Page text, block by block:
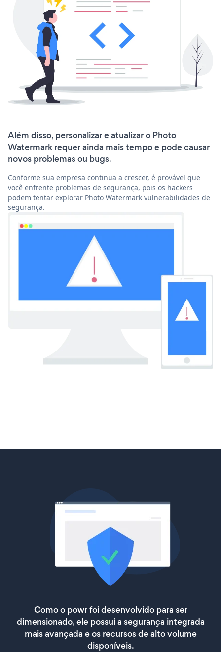
Além disso, personalizar e atualizar o Photo
Watermark requer ainda mais tempo e pode causar
novos problemas ou bugs.
Conforme sua empresa continua a crescer, é provável que
você enfrente problemas de segurança, pois os hackers
podem tentar explorar Photo Watermark vulnerabilidades de
segurança.
Como o powr foi desenvolvido para ser
dimensionado, ele possui a segurança integrada
mais avançada e os recursos de alto volume
disponíveis.